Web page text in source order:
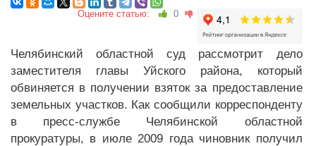
Оцените статью: 0
Челябинский областной суд рассмотрит дело
заместителя главы Уйского района, который
обвиняется в получении взяток за предоставление
земельных участков. Как сообщили корреспонденту
в пресс-службе Челябинской областной
прокуратуры, в июле 2009 года чиновник получил